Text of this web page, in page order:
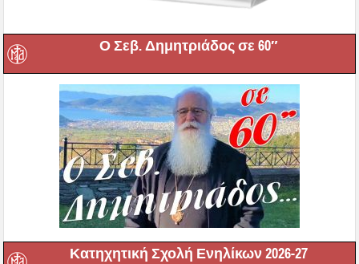
Ο Σεβ. Δημητριάδος σε 60″
Κατηχητική Σχολή Ενηλίκων 2026-27